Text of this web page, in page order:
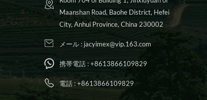
Maanshan Road, Baohe District, Hefei
City, Anhui Province, China 230002
メール : jacyimex@vip.163.com
携帯電話 :+8613866109829
電話 :+8613866109829